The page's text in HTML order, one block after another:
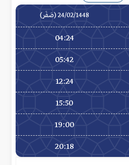
24/02/1448 (صَفَر)
04:24
05:42
12:24
15:50
19:00
20:18